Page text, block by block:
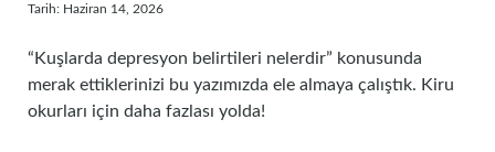
Tarih: Haziran 14, 2026
“Kuşlarda depresyon belirtileri nelerdir” konusunda
merak ettiklerinizi bu yazımızda ele almaya çalıştık. Kiru
okurları için daha fazlası yolda!